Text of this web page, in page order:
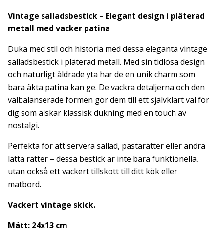
Vintage salladsbestick – Elegant design i pläterad
metall med vacker patina
Duka med stil och historia med dessa eleganta vintage
salladsbestick i pläterad metall. Med sin tidlösa design
och naturligt åldrade yta har de en unik charm som
bara äkta patina kan ge. De vackra detaljerna och den
välbalanserade formen gör dem till ett självklart val för
dig som älskar klassisk dukning med en touch av
nostalgi.
Perfekta för att servera sallad, pastarätter eller andra
lätta rätter – dessa bestick är inte bara funktionella,
utan också ett vackert tillskott till ditt kök eller
matbord.
Vackert vintage skick.
Mått: 24x13 cm